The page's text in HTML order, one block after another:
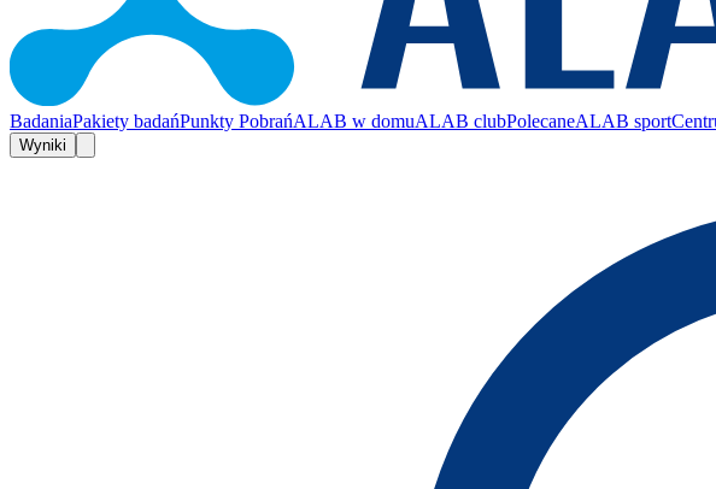
BadaniaPakiety badańPunkty PobrańALAB w domuALAB clubPolecaneALAB sport
Wyniki